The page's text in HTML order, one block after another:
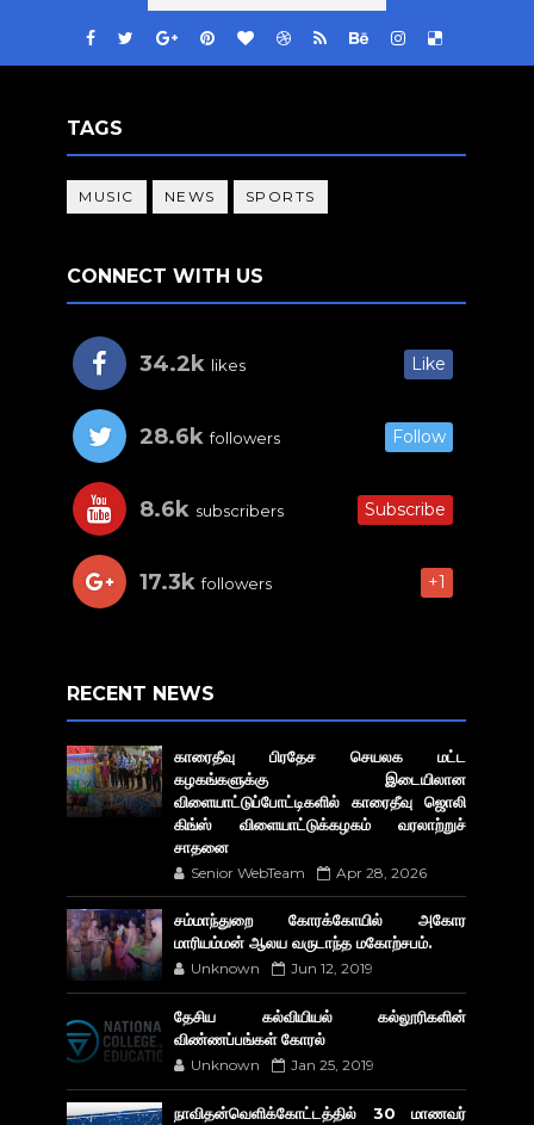
TAGS
MUSIC NEWS SPORTS
CONNECT WITH US
34.2k likes Like
28.6k followers Follow
8.6k subscribers Subscribe
17.3k followers +1
RECENT NEWS
காரைதீவு பிரதேச செயலக மட்ட
கழகங்களுக்கு இடையிலான
விளையாட்டுப்போட்டிகளில் காரைதீவு ஜொலி
கிங்ஸ் விளையாட்டுக்கழகம் வரலாற்றுச்
சாதனை
Senior WebTeam Apr 28, 2026
சம்மாந்துறை கோரக்கோயில் அகோர​
மாரியம்மன் ஆலய வருடாந்த மகோற்சபம்.
Unknown Jun 12, 2019
தேசிய கல்வியியல் கல்லூரிகளின்
விண்ணப்பங்கள் கோரல்
Unknown Jan 25, 2019
நாவிதன்வெளிக்கோட்டத்தில் 30 மாணவர்